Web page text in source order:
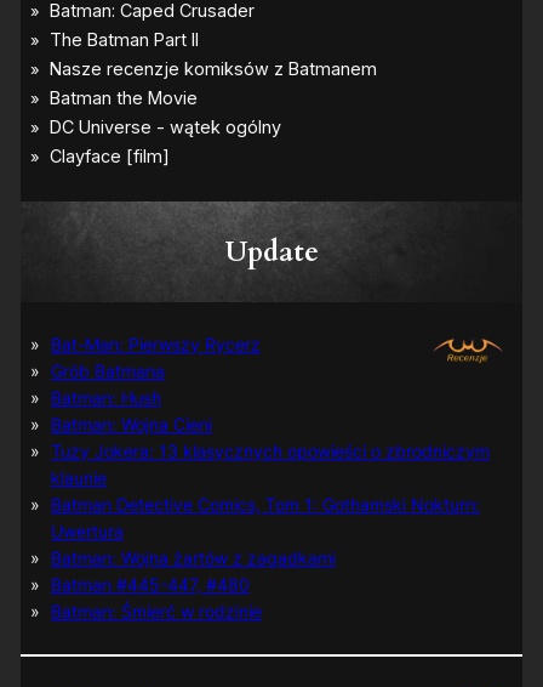
Update
Bat-Man: Pierwszy Rycerz
Grób Batmana
Batman: Hush
Batman: Wojna Cieni
Tuzy Jokera: 13 klasycznych opowieści o zbrodniczym
klaunie
Batman Detective Comics, Tom 1: Gothamski Nokturn:
Uwertura
Batman: Wojna żartów z zagadkami
Batman #445-447, #480
Batman: Śmierć w rodzinie